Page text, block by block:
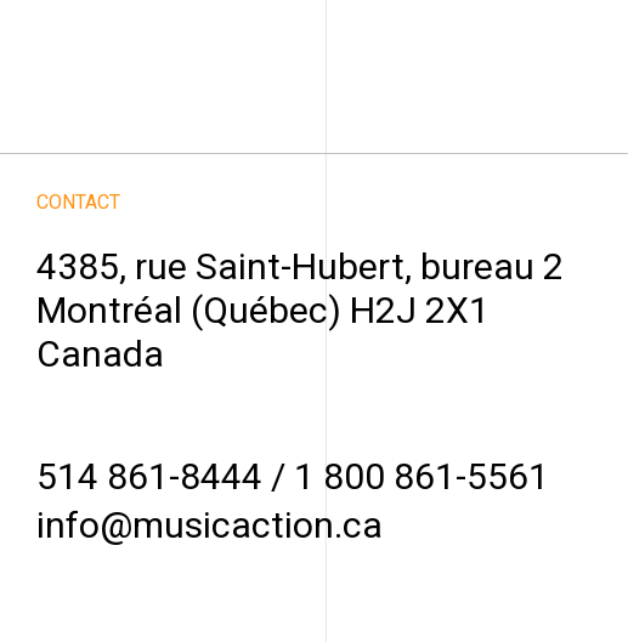
CONTACT
4385, rue Saint-Hubert, bureau 2
Montréal (Québec) H2J 2X1
Canada
514 861-8444 / 1 800 861-5561
info@musicaction.ca